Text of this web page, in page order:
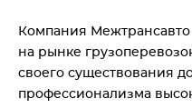
Компания Межтрансавто
на рынке
своего существования
профессионализма